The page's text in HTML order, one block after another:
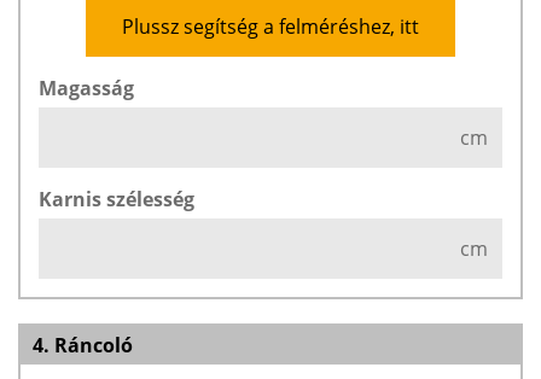
Plussz segítség a felméréshez, itt
Magasság
cm
Karnis szélesség
cm
4. Ráncoló